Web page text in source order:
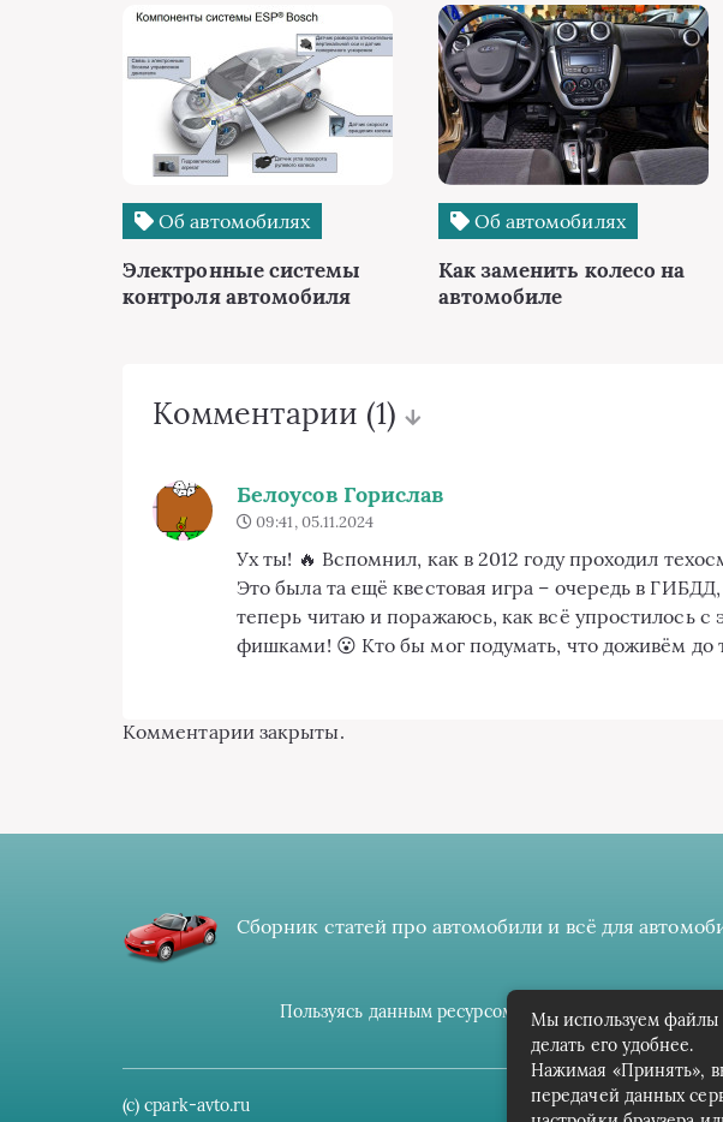
Об автомобилях
Электронные системы
контроля автомобиля
Об автомобилях
Как заменить колесо на
автомобиле
Комментарии (1)
Белоусов Горислав
09:41, 05.11.2024
Ух ты! 🔥 Вспомнил, как в 2012 году проходил
Это была та ещё квестовая игра – очередь в
теперь читаю и поражаюсь, как всё упростилось
фишками! 😮 Кто бы мог подумать, что доживём до
Комментарии закрыты.
Сборник статей про автомобили и всё для
Пользуясь данным ресурсом вы даёте разрешение
Вся информация
(c) cpark-avto.ru
Мы используем файлы
делать его удобнее.
Нажимая «Принять»,
передачей данных